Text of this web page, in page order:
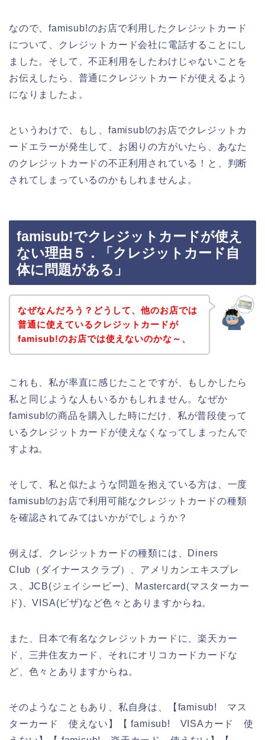
なので、famisub!のお店で利用したクレジットカード
について、クレジットカード会社に電話することにし
ました。そして、不正利用をしたわけじゃないことを
お伝えしたら、普通にクレジットカードが使えるよう
になりましたよ。
というわけで、もし、famisub!のお店でクレジットカ
ードエラーが発生して、お困りの方がいたら、あなた
のクレジットカードの不正利用されている！と、判断
されてしまっているのかもしれませんよ。
famisub!でクレジットカードが使え
ない理由５．「クレジットカード自
体に問題がある」
なぜなんだろう？どうして、他のお店では
普通に使えているクレジットカードが
famisub!のお店では使えないのかな～、
これも、私が率直に感じたことですが、もしかしたら
私と同じような人もいるかもしれません。なぜか
famisub!の商品を購入した時にだけ、私が普段使って
いるクレジットカードが使えなくなってしまったんで
すよね。
そして、私と似たような問題を抱えている方は、一度
famisub!のお店で利用可能なクレジットカードの種類
を確認されてみてはいかがでしょうか？
例えば、クレジットカードの種類には、Diners
Club（ダイナースクラブ）、アメリカンエキスプレ
ス、JCB(ジェイシービー)、Mastercard(マスターカー
ド)、VISA(ビザ)など色々とありますからね。
また、日本で有名なクレジットカードに、楽天カー
ド、三井住友カード、それにオリコカードカードな
ど、色々とありますからね。
そのようなこともあり、私自身は、【famisub! マス
ターカード 使えない】【 famisub! VISAカード 使